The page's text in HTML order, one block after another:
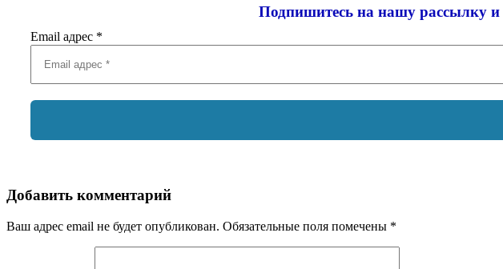
Подпишитесь на нашу рассылку и
Email адрес *
Добавить комментарий
Ваш адрес email не будет опубликован. Обязательные поля помечены *